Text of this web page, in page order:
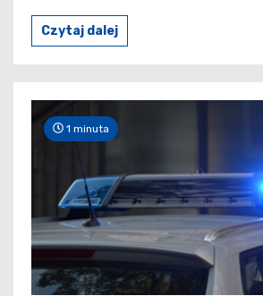
Czytaj dalej
1 minuta